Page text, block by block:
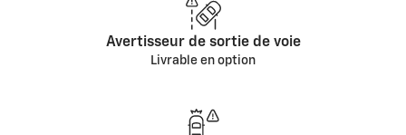
Avertisseur de sortie de voie
Livrable en option